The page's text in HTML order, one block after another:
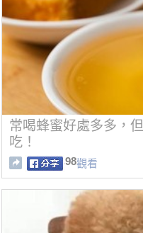
常喝蜂蜜好處多多，
吃！
98觀看